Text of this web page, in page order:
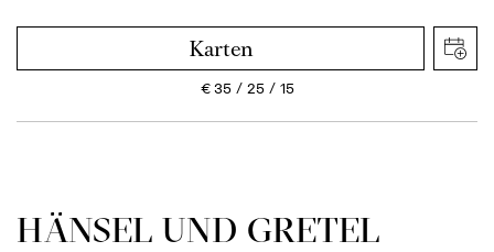
Karten
€35 25 15
HÄNSEL UND GRETEL